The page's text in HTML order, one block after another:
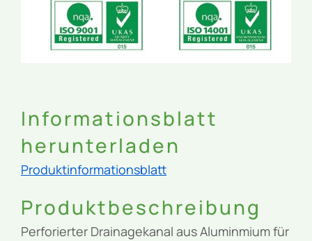
Informationsblatt
herunterladen
Produktinformationsblatt
Produktbeschreibung
Perforierter Drainagekanal aus Aluminmium für